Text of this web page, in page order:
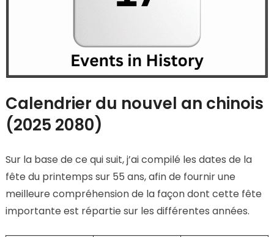
Calendrier du nouvel an chinois
(2025 2080)
Sur la base de ce qui suit, j’ai compilé les dates de la
fête du printemps sur 55 ans, afin de fournir une
meilleure compréhension de la façon dont cette fête
importante est répartie sur les différentes années.